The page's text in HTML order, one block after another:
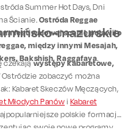
Summer Hot Days, Dni
Ścianie. Ostróda Reggae
festiwalowej scenie pojawiło
między innymi Mesajah,
Bakshish, Raggafaya.
mazurskie
czekająwystępy kabaretowe,
Ostródzie zobaczyć można
Kabaret Skeczów Męczących,
Młodych Panów i Kabaret
polskie formacje
swoje nowe programy.